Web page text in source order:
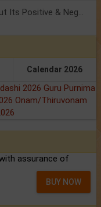
Calendar 2026
2026 Guru Purnima
Onam/Thiruvonam
assurance of
BUY NOW